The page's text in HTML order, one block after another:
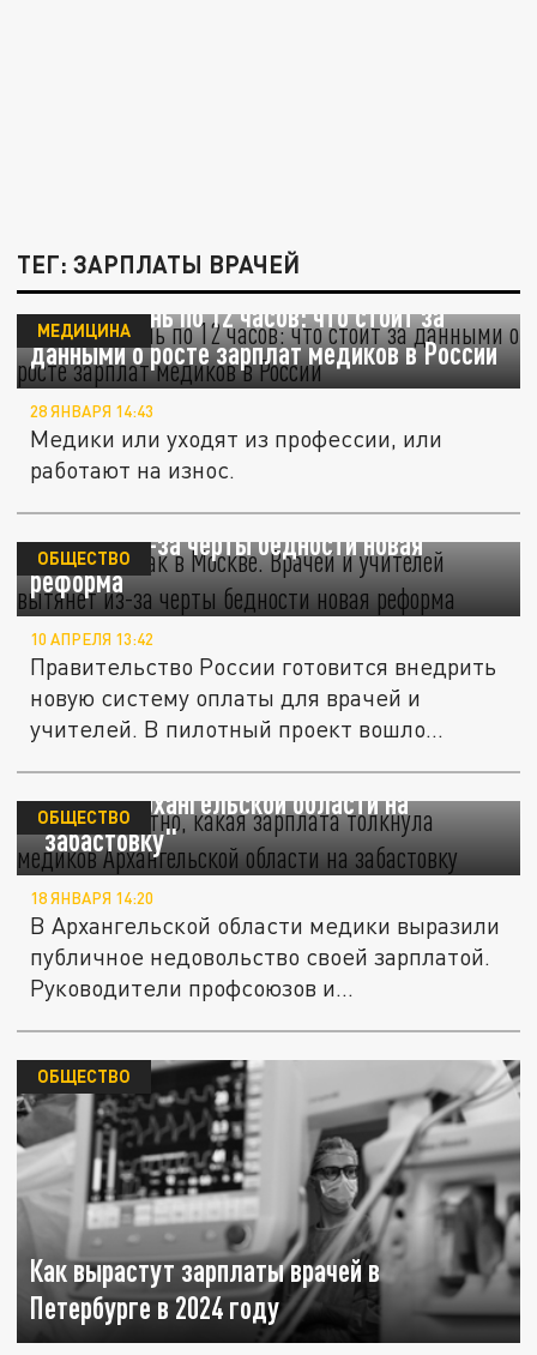
ТЕГ: ЗАРПЛАТЫ ВРАЧЕЙ
Рабочий день по 12 часов: что стоит за
данными о росте зарплат медиков в России
МЕДИЦИНА
28 ЯНВАРЯ 14:43
Медики или уходят из профессии, или
работают на износ.
Зарплаты как в Москве. Врачей и учителей
вытянет из-за черты бедности новая
реформа
ОБЩЕСТВО
10 АПРЕЛЯ 13:42
Правительство России готовится внедрить
новую систему оплаты для врачей и
учителей. В пилотный проект вошло...
Стало известно, какая зарплата толкнула
медиков Архангельской области на
"забастовку"
ОБЩЕСТВО
18 ЯНВАРЯ 14:20
В Архангельской области медики выразили
публичное недовольство своей зарплатой.
Руководители профсоюзов и...
Как вырастут зарплаты врачей в
Петербурге в 2024 году
ОБЩЕСТВО